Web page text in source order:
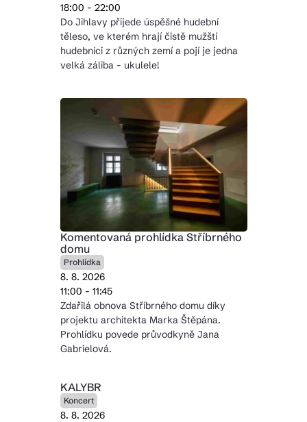
18:00 - 22:00
Do Jihlavy přijede úspěšné hudební
těleso, ve kterém hrají čistě mužští
hudebníci z různých zemí a pojí je jedna
velká záliba - ukulele!
Komentovaná prohlídka Stříbrného
domu
Prohlídka
8. 8. 2026
11:00 - 11:45
Zdařilá obnova Stříbrného domu díky
projektu architekta Marka Štěpána.
Prohlídku povede průvodkyně Jana
Gabrielová.
KALYBR
Koncert
8. 8. 2026